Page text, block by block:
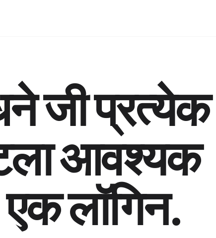
जी प्रत्येक
आवश्यक
लॉगिन.